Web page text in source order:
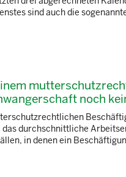
sind auch die
noch
durchschnittliche
in denen ein